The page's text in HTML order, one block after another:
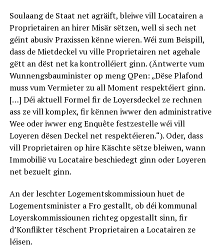
Soulaang de Staat net agräift, bleiwe vill Locatairen a
Proprietairen an hirer Misär sëtzen, well si sech net
géint abusiv Praxissen kënne wieren. Wéi zum Beispill,
dass de Mietdeckel vu ville Proprietairen net agehale
gëtt an dëst net ka kontrolléiert ginn. (Äntwerte vum
Wunnengsbauminister op meng QPen: „Dëse Plafond
muss vum Vermieter zu all Moment respektéiert ginn.
[…] Déi aktuell Formel fir de Loyersdeckel ze rechnen
ass ze vill komplex, fir kënnen iwwer den administrative
Wee oder iwwer eng Enquête festzestelle wéi vill
Loyeren dësen Deckel net respektéieren.“). Oder, dass
vill Proprietairen op hire Käschte sëtze bleiwen, wann
Immobilië vu Locataire beschiedegt ginn oder Loyeren
net bezuelt ginn.
An der leschter Logementskommissioun huet de
Logementsminister a Fro gestallt, ob déi kommunal
Loyerskommissiounen richteg opgestallt sinn, fir
d’Konflikter tëschent Proprietairen a Locatairen ze
léisen.